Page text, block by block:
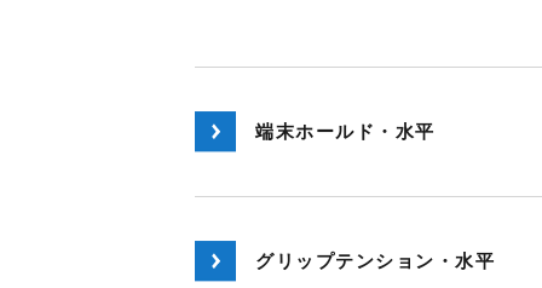
端末ホールド・水平
グリップテンション・水平